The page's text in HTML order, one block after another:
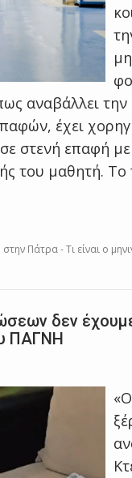
αναβάλλει την
έχει
στενή επαφή με
μαθητή. Το
Πάτρα - Τι είναι ο
δεν
ΠΑΓΝΗ